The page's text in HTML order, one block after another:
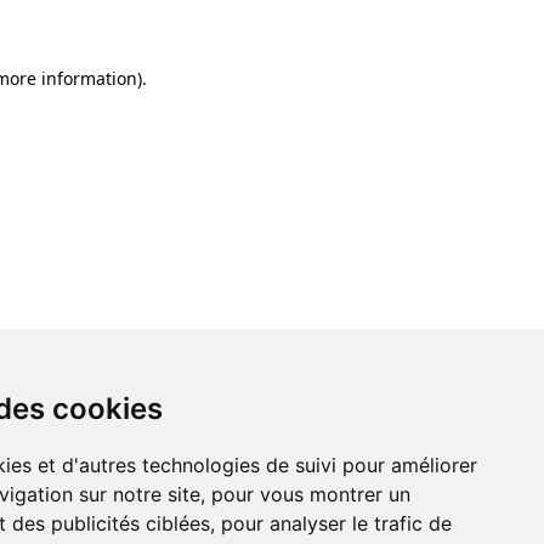
cookies
et d'autres technologies de suivi pour améliorer
sur notre site, pour vous montrer un
des publicités ciblées, pour analyser le trafic de
information).